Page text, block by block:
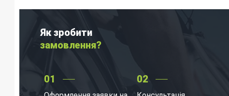
Як зробити
замовлення?
01 02